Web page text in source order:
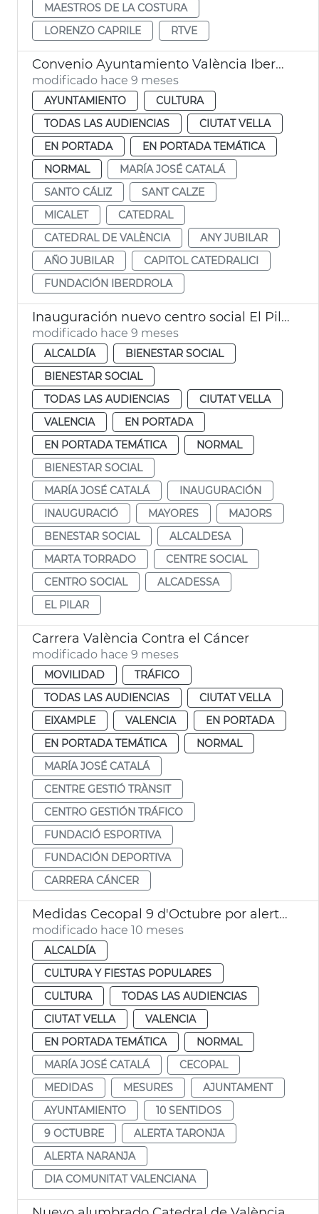
MAESTROS DE LA COSTURA
LORENZO CAPRILE
RTVE
Convenio Ayuntamiento València Iberdrola iluminación Catedral Micalet
modificado hace 9 meses
AYUNTAMIENTO
CULTURA
TODAS LAS AUDIENCIAS
CIUTAT VELLA
EN PORTADA
EN PORTADA TEMÁTICA
NORMAL
MARÍA JOSÉ CATALÁ
SANTO CÁLIZ
SANT CALZE
MICALET
CATEDRAL
CATEDRAL DE VALÈNCIA
ANY JUBILAR
AÑO JUBILAR
CAPITOL CATEDRALICI
FUNDACIÓN IBERDROLA
Inauguración nuevo centro social El Pilar
modificado hace 9 meses
ALCALDÍA
BIENESTAR SOCIAL
BIENESTAR SOCIAL
TODAS LAS AUDIENCIAS
CIUTAT VELLA
VALENCIA
EN PORTADA
EN PORTADA TEMÁTICA
NORMAL
BIENESTAR SOCIAL
MARÍA JOSÉ CATALÁ
INAUGURACIÓN
INAUGURACIÓ
MAYORES
MAJORS
BENESTAR SOCIAL
ALCALDESA
MARTA TORRADO
CENTRE SOCIAL
CENTRO SOCIAL
ALCADESSA
EL PILAR
Carrera València Contra el Cáncer
modificado hace 9 meses
MOVILIDAD
TRÁFICO
TODAS LAS AUDIENCIAS
CIUTAT VELLA
EIXAMPLE
VALENCIA
EN PORTADA
EN PORTADA TEMÁTICA
NORMAL
MARÍA JOSÉ CATALÁ
CENTRE GESTIÓ TRÀNSIT
CENTRO GESTIÓN TRÁFICO
FUNDACIÓ ESPORTIVA
FUNDACIÓN DEPORTIVA
CARRERA CÁNCER
Medidas Cecopal 9 d'Octubre por alerta naranja
modificado hace 10 meses
ALCALDÍA
CULTURA Y FIESTAS POPULARES
CULTURA
TODAS LAS AUDIENCIAS
CIUTAT VELLA
VALENCIA
EN PORTADA TEMÁTICA
NORMAL
MARÍA JOSÉ CATALÁ
CECOPAL
MEDIDAS
MESURES
AJUNTAMENT
AYUNTAMIENTO
10 SENTIDOS
9 OCTUBRE
ALERTA TARONJA
ALERTA NARANJA
DIA COMUNITAT VALENCIANA